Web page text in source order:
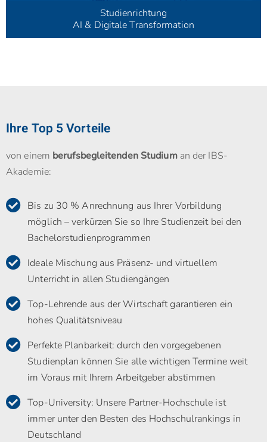
Studienrichtung
AI & Digitale Transformation
Ihre Top 5 Vorteile
von einem berufsbegleitenden Studiuman der IBS-
Akademie:
Bis zu 30 % Anrechnung aus Ihrer Vorbildung
möglich – verkürzen Sie so Ihre Studienzeit bei den
Bachelorstudienprogrammen
Ideale Mischung aus Präsenz- und virtuellem
Unterricht in allen Studiengängen
Top-Lehrende aus der Wirtschaft garantieren ein
hohes Qualitätsniveau
Perfekte Planbarkeit: durch den vorgegebenen
Studienplan können Sie alle wichtigen Termine weit
im Voraus mit Ihrem Arbeitgeber abstimmen
Top-University: Unsere Partner-Hochschule ist
immer unter den Besten des Hochschulrankings in
Deutschland